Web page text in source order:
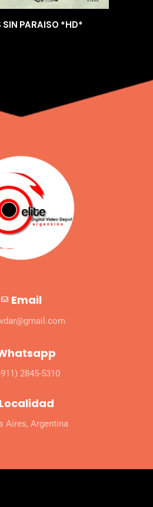
SIN PARAISO *HD*
Email
2845-5310
Localidad
Aires, Argentina